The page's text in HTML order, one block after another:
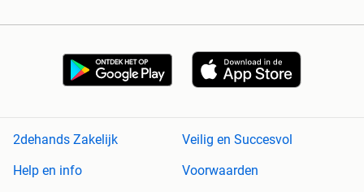
2dehands Zakelijk
Veilig en Succesvol
Help en info
Voorwaarden